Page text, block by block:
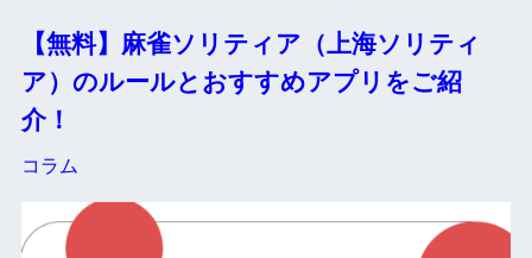
【無料】麻雀ソリティア（上海ソリティ
ア）のルールとおすすめアプリをご紹
介！
コラム